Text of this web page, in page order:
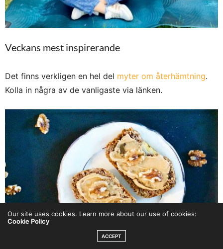
Veckans mest inspirerande
Det finns verkligen en hel del myter om återhämtning.
Kolla in några av de vanligaste via länken.
Our site uses cookies. Learn more about our use of cookies:
Cookie Policy
ACCEPT